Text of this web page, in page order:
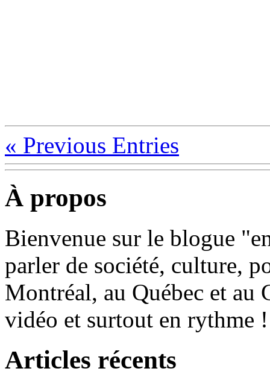
« Previous Entries
À propos
Bienvenue sur le blogue
parler de société, culture,
Montréal, au Québec et au
vidéo et surtout en rythme !
Articles récents